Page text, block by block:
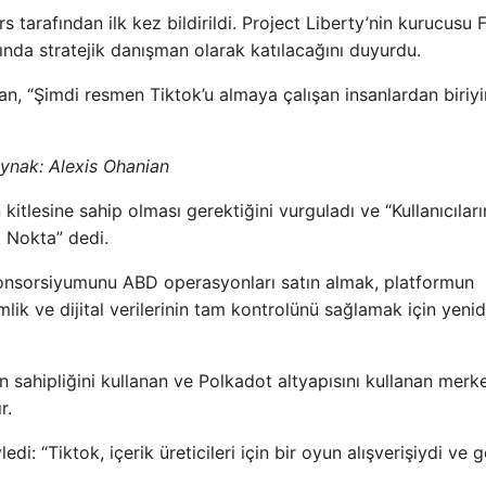
tarafından ilk kez bildirildi. Project Liberty’nin kurucusu
stratejik danışman olarak katılacağını duyurdu.
“Şimdi resmen Tiktok’u almaya çalışan insanlardan
Alexis Ohanian
sahip olması gerektiğini vurguladı ve
dedi.
ABD operasyonları satın almak, platformun
ve dijital verilerinin tam kontrolünü sağlamak için
sahipliğini kullanan ve Polkadot altyapısını kullanan
“Tiktok, içerik üreticileri için bir oyun alışverişiydi ve